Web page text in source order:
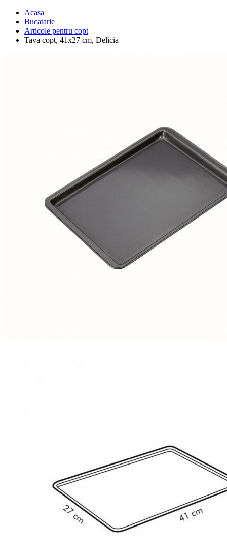
Acasa
Bucatarie
Articole pentru copt
Tava copt, 41x27 cm, Delicia